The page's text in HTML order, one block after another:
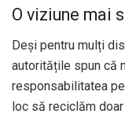
O viziune mai
Deși pentru mulți
autoritățile spun că
responsabilitatea
loc să reciclăm